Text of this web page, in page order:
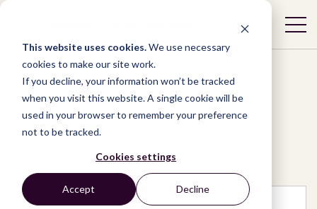
This website uses cookies.We use necessary
cookies to make our site work.
If you decline, your information won’t be tracked
when you visit this website. A single cookie will be
used in your browser to remember your preference
not to be tracked.
Cookies settings
Accept Decline
Network / Organizations /
ASOCIACION CIVIL TRANSPARENCIA